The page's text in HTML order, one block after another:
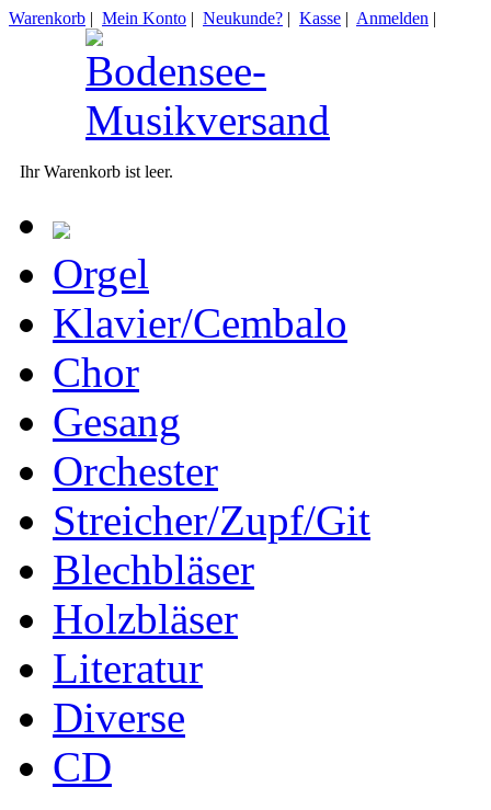
Warenkorb | Mein Konto | Neukunde? | Kasse | Anmelden |
Ihr Warenkorb ist leer.
Orgel
Klavier/Cembalo
Chor
Gesang
Orchester
Streicher/Zupf/Git
Blechbläser
Holzbläser
Literatur
Diverse
CD